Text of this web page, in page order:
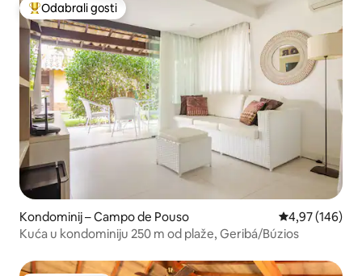
Među najviše rangiranima s oznakom „Odabrali gosti”
Odabrali gosti
Kondominij – Campo de Pouso Prosječna
4,97 (146)
Kuća u kondominiju 250 m od plaže, Geribá/Búzios